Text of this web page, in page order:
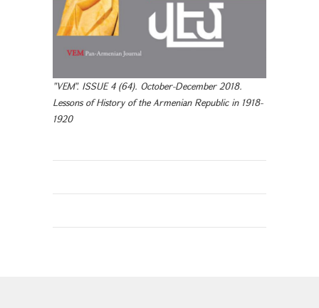
"VEM". ISSUE 4 (64). October-December 2018.
Lessons of History of the Armenian Republic in 1918-
1920